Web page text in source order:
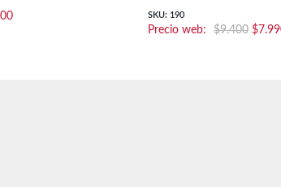
SKU: 190
$9.400 El
$